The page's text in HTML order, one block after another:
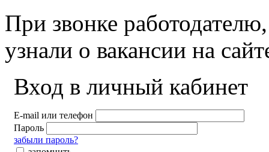
При звонке
узнали о вакансии на
Вход в личный кабинет
E-mail или телефон
Пароль
забыли пароль?